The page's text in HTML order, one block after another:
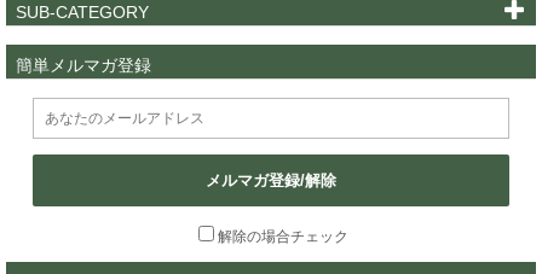
SUB-CATEGORY
簡単メルマガ登録
メルマガ登録/解除
解除の場合チェック